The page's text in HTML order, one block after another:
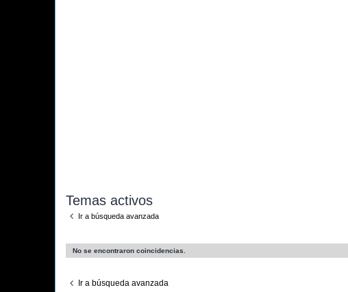
Temas activos
Ir a búsqueda avanzada
No se encontraron coincidencias.
Ir a búsqueda avanzada